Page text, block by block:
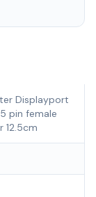
Displayport
pin female
12.5cm